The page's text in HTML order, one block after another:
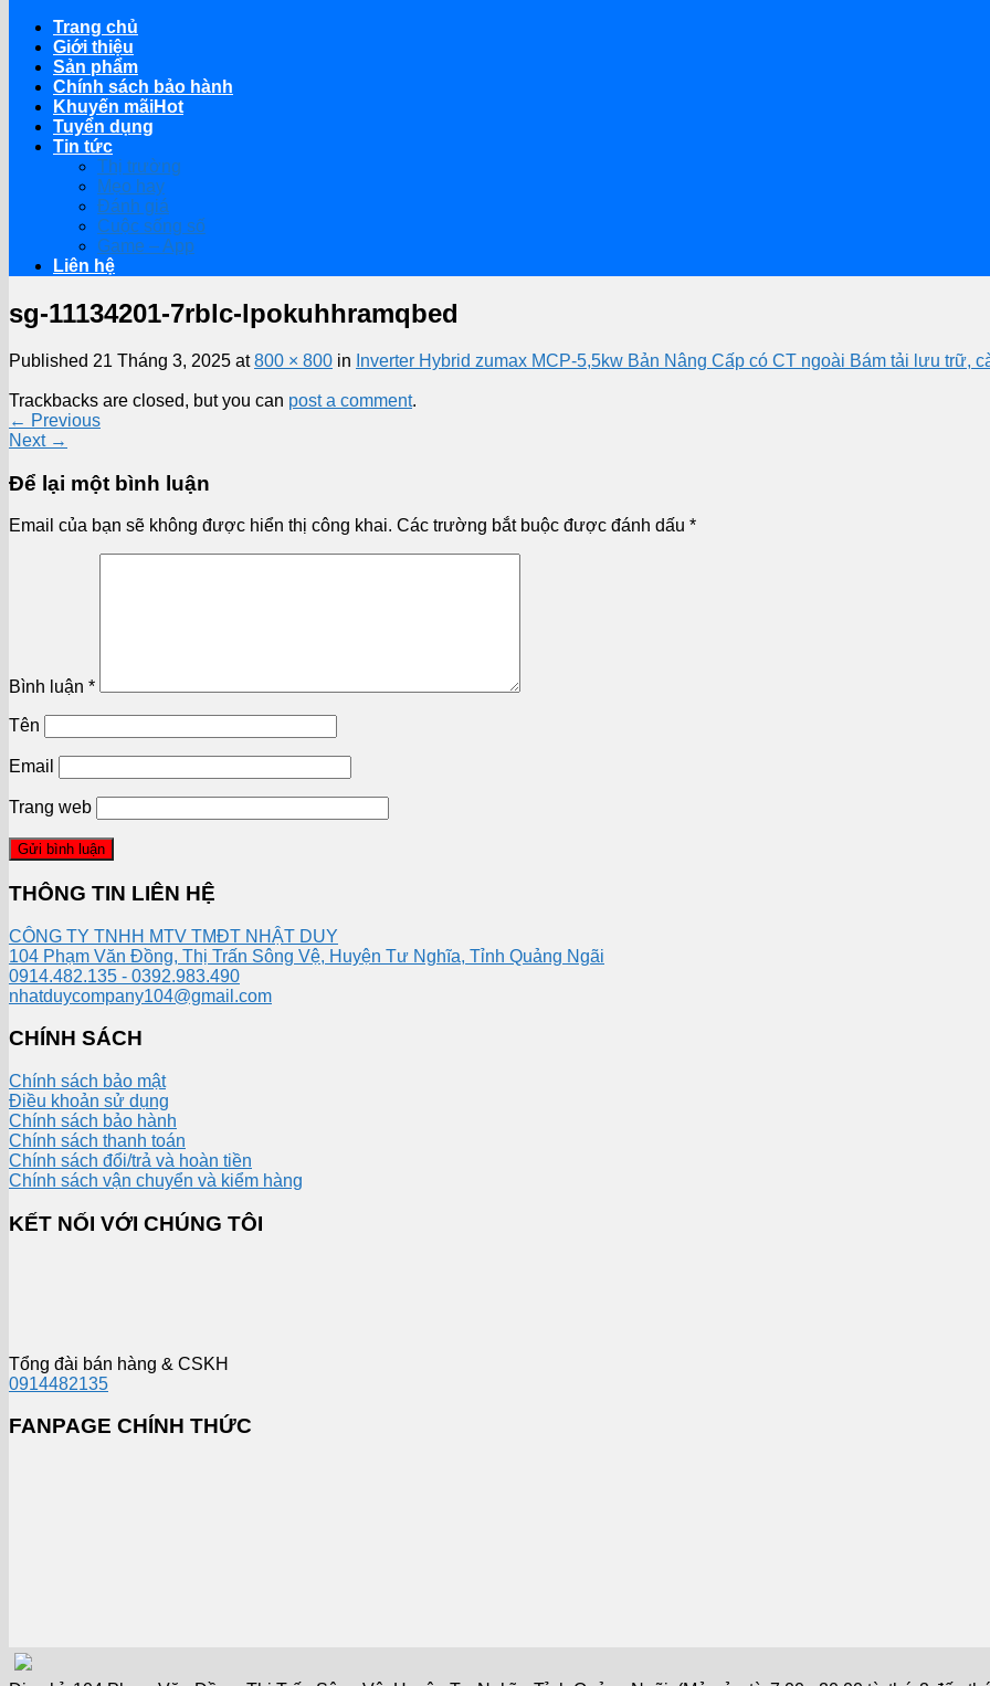
Trang chủ
Giới thiệu
Sản phẩm
Chính sách bảo hành
Khuyến mãi
Tuyển dụng
Tin tức
Thị trường
Mẹo hay
Đánh giá
Cuộc sống số
Game – App
Liên hệ
sg-11134201-7rblc-lpokuhhramqbed
Published 21 Tháng 3, 2025 at800 × 800 in Inverter Hybrid zumax MCP-5,5kw Bản Nâng Cấp có CT ngoài Bám tải lưu trữ,
Trackbacks are closed, but you can post a comment.
← Previous
Next →
Để lại một bình luận
Email của bạn sẽ không được hiển thị công khai. Các trường bắt buộc được đánh dấu *
Bình luận *
Tên
Email
Trang web
THÔNG TIN LIÊN HỆ
CÔNG TY TNHH MTV TMĐT NHẬT DUY
104 Phạm Văn Đồng, Thị Trấn Sông Vệ, Huyện Tư Nghĩa, Tỉnh Quảng Ngãi
0914.482.135 - 0392.983.490
nhatduycompany104@gmail.com
CHÍNH SÁCH
Chính sách bảo mật
Điều khoản sử dụng
Chính sách bảo hành
Chính sách thanh toán
Chính sách đổi/trả và hoàn tiền
Chính sách vận chuyển và kiểm hàng
KẾT NỐI VỚI CHÚNG TÔI
Tổng đài bán hàng & CSKH
0914482135
FANPAGE CHÍNH THỨC